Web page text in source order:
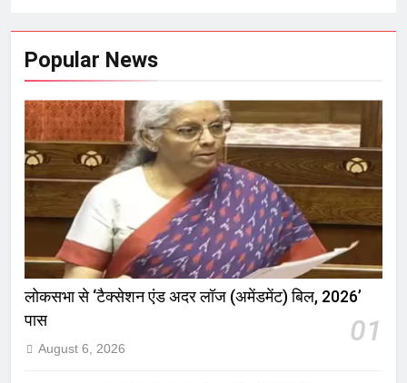
Popular News
लोकसभा से ‘टैक्सेशन एंड अदर लॉज (अमेंडमेंट) बिल, 2026’
पास
01
August 6, 2026